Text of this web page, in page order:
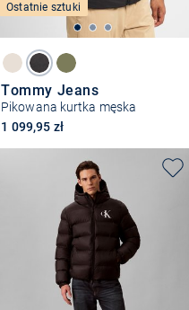
Ostatnie sztuki
Tommy Jeans
Pikowana kurtka męska
1 099,95 zł